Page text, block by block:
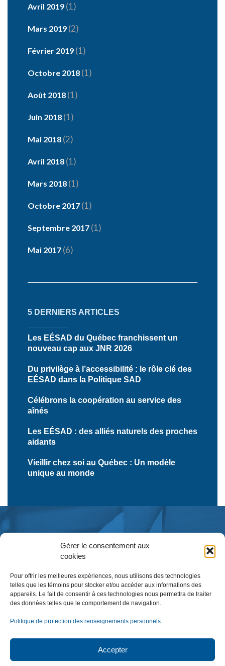
Gérer le consentement aux
cookies
Pour offrir les meilleures expériences, nous utilisons des technologies
telles que les témoins pour stocker et/ou accéder aux informations des
appareils. Le fait de consentir à ces technologies nous permettra de traiter
des données telles que le comportement de navigation.
Politique de protection des renseignements personnels
Accepter
Avril 2019 (1)
Mars 2019 (2)
Février 2019 (1)
Octobre 2018 (1)
Août 2018 (1)
Juin 2018 (1)
Mai 2018 (2)
Avril 2018 (1)
Mars 2018 (1)
Octobre 2017 (1)
Septembre 2017 (1)
Mai 2017 (6)
5 DERNIERS ARTICLES
Les EÉSAD du Québec franchissent un
nouveau cap aux JNR 2026
Du privilège à l’accessibilité : le rôle clé des
EÉSAD dans la Politique SAD
Célébrons la coopération au service des
aînés
Les EÉSAD : des alliés naturels des proches
aidants
Vieillir chez soi au Québec : Un modèle
unique au monde
Inscription à l’infolettre